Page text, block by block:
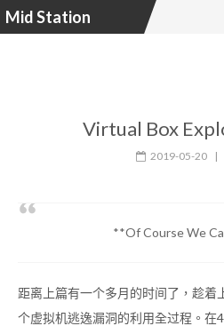
Mid Station
Virtual Box
2019-05-20 |
**Of Course We
距离上篇有一个多月的时间了，趁着
个虚拟机逃逸漏洞的利用全过程。在